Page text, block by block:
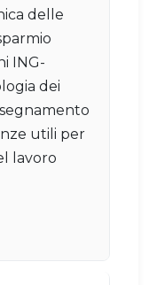
delle
ING-
dei
utili per
lavoro